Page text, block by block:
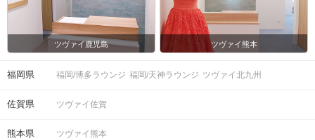
ツヴァイ鹿児島 ツヴァイ熊本
福岡県 福岡/博多ラウンジ 福岡/天神ラウンジ ツヴァイ北九州
佐賀県 ツヴァイ佐賀
熊本県 ツヴァイ熊本